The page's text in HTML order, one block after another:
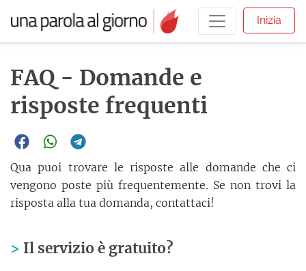
Inizia
FAQ - Domande e
risposte frequenti
Qua puoi trovare le risposte alle domande che ci
vengono poste più frequentemente. Se non trovi la
risposta alla tua domanda, contattaci!
Il servizio è gratuito?